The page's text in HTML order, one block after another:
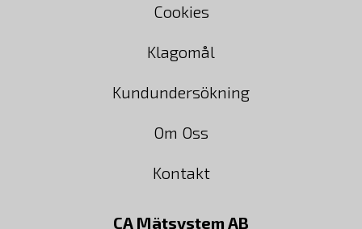
Cookies
Klagomål
Kundundersökning
Om Oss
Kontakt
CA Mätsystem AB